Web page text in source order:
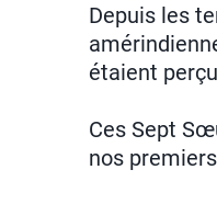
Depuis les
étaient
Ces Sept
nos